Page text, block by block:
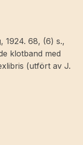
1924. 68, (6) s.,
klotband med
(utfört av J.